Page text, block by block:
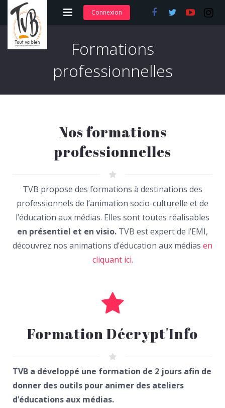
Adhérer et s’abonner
Connexion
Formations
professionnelles
Nos formations
professionnelles
TVB propose des formations à destinations des
professionnels de l’animation socio-culturelle et de
l’éducation aux médias. Elles sont toutes réalisables
en présentiel et en visio. TVB est expert de l’EMI,
découvrez nos animations d’éducation aux médias en
cliquant ici.
Formation Décrypt'Info
TVB a développé une formation de 2 jours afin de
donner des outils pour animer des ateliers
d’éducations aux médias.